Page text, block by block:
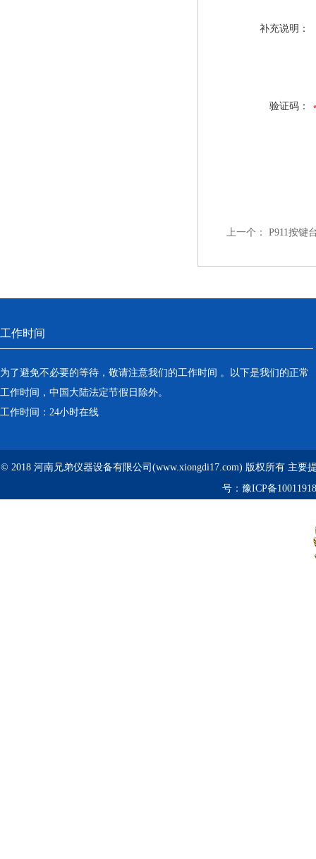
补充说明：
验证码：
上一个： P911按键
工作时间
为了避免不必要的等待，敬请注意我们的工作时间 。以下是我们的正常
工作时间，中国大陆法定节假日除外。
工作时间：24小时在线
© 2018 河南兄弟仪器设备有限公司(www.xiongdi17.com) 版权所有 主要
号： 豫ICP备